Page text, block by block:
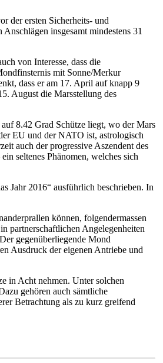
der ersten Sicherheits- und
insgesamt mindestens 31
von Interesse, dass die
mit Sonne/Merkur
dass er am 17. April auf knapp 9
August die Marsstellung des
8.42 Grad Schütze liegt, wo der Mars
EU und der NATO ist, astrologisch
auch der progressive Aszendent des
seltenes Phänomen, welches sich
Jahr 2016“ ausführlich beschrieben. In
können, folgendermassen
partnerschaftlichen Angelegenheiten
gegenüberliegende Mond
Ausdruck der eigenen Antriebe und
in Acht nehmen. Unter solchen
gehören auch sämtliche
Betrachtung als zu kurz greifend